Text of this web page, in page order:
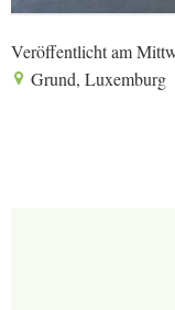
Veröffentlicht am
Grund, Luxemburg